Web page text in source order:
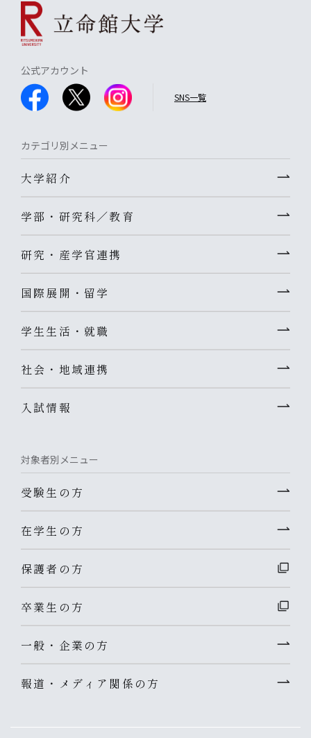
公式アカウント
SNS一覧
カテゴリ別メニュー
大学紹介
学部・研究科／教育
研究・産学官連携
国際展開・留学
学生生活・就職
社会・地域連携
入試情報
対象者別メニュー
受験生の方
在学生の方
保護者の方
卒業生の方
一般・企業の方
報道・メディア関係の方